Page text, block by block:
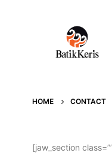
HOME CONTACT
[jaw_section